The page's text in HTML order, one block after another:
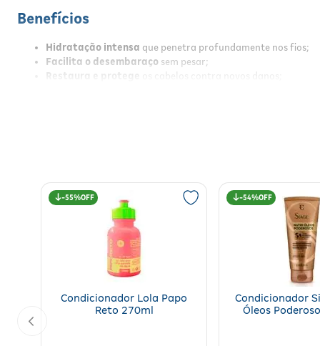
Benefícios
Hidratação intensa que penetra profundamente nos fios;
Facilita o desembaraço sem pesar;
Restaura e protege
Com o uso contínuo, o condicionador proporciona cabelos
profundas, restaurando áreas danificadas e selando a cutícula
Modo de Usar
Após lavar os cabelos com shampoo, aplique o condicionador
o contato com os olhos e não utilize em caso de irritações no couro
Especificações
55%
Condicionador Lola Papo
Reto 270ml
54%
Condicionador
Óleos